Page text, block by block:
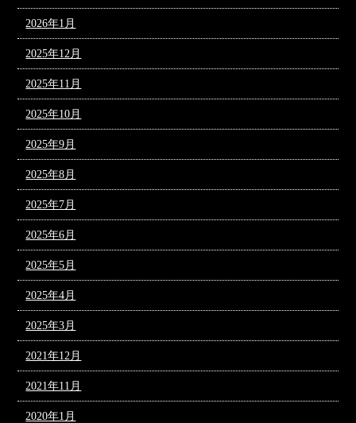
2026年1月
2025年12月
2025年11月
2025年10月
2025年9月
2025年8月
2025年7月
2025年6月
2025年5月
2025年4月
2025年3月
2021年12月
2021年11月
2020年1月